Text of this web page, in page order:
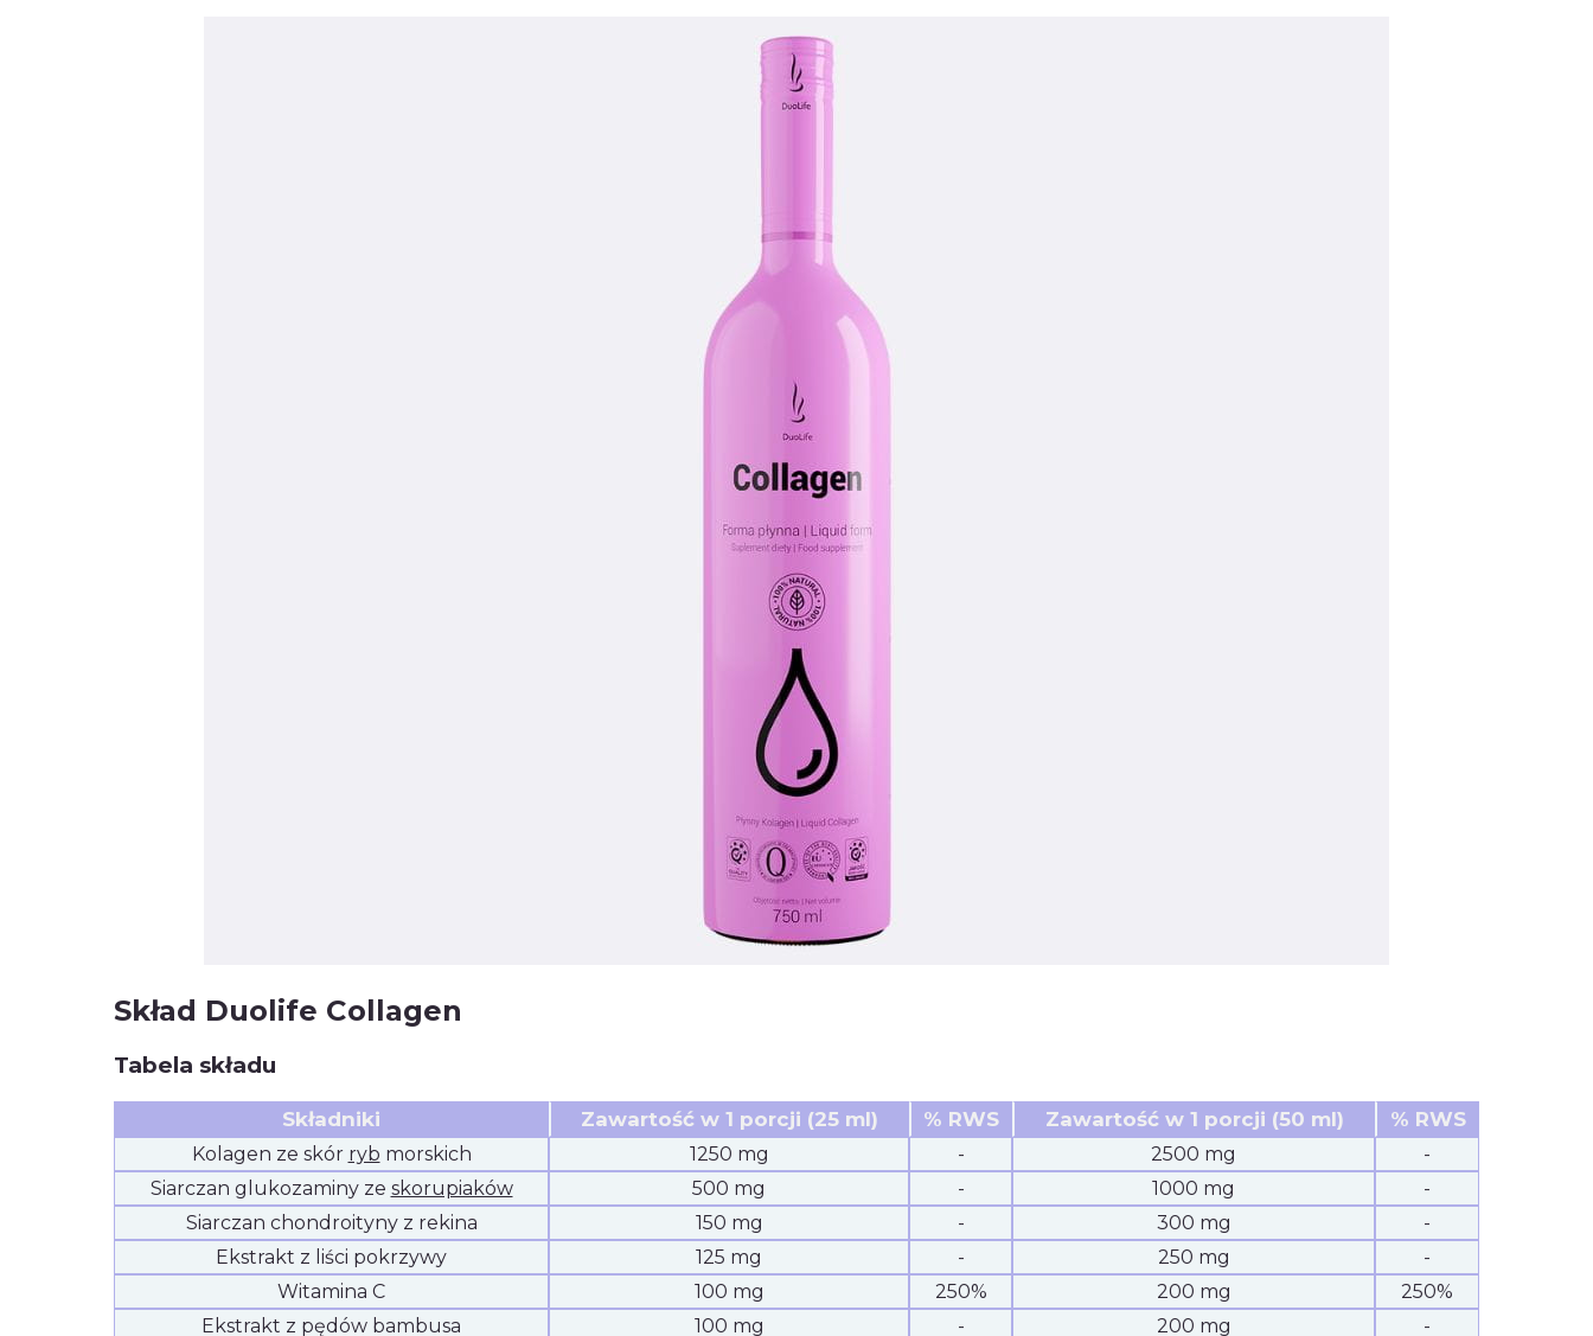
Skład Duolife Collagen
Tabela składu
Składniki Zawartość w 1 porcji (25 ml) % RWS Zawartość w 1 porcji (50 ml) % RWS
Kolagen ze skór ryb morskich 1250 mg - 2500 mg
-
Siarczan glukozaminy ze skorupiaków 500 mg - 1000 mg
-
Siarczan chondroityny z rekina
150 mg - 300 mg
-
Ekstrakt z liści pokrzywy
125 mg - 250 mg
-
Witamina C
100 mg 250% 200 mg
250%
Ekstrakt z pędów bambusa
100 mg - 200 mg
-